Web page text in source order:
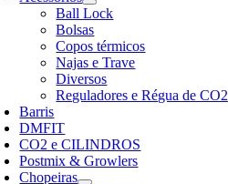
Ball Lock
Bolsas
Copos térmicos
Najas e Trave
Diversos
Reguladores e Régua de CO2
Barris
DMFIT
CO2 e CILINDROS
Postmix & Growlers
Chopeiras